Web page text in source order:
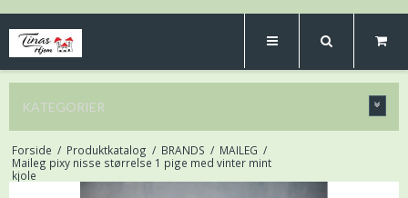
KATEGORIER
Forside / Produktkatalog / BRANDS / MAILEG /
Maileg pixy nisse størrelse 1 pige med vinter mint
kjole